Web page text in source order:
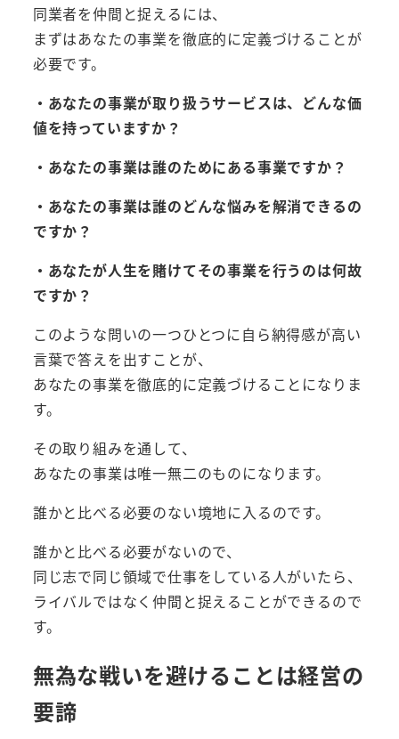
同業者を仲間と捉えるには、
まずはあなたの事業を徹底的に定義づけることが
必要です。
・あなたの事業が取り扱うサービスは、どんな価
値を持っていますか？
・あなたの事業は誰のためにある事業ですか？
・あなたの事業は誰のどんな悩みを解消できるの
ですか？
・あなたが人生を賭けてその事業を行うのは何故
ですか？
このような問いの一つひとつに自ら納得感が高い
言葉で答えを出すことが、
あなたの事業を徹底的に定義づけることになりま
す。
その取り組みを通して、
あなたの事業は唯一無二のものになります。
誰かと比べる必要のない境地に入るのです。
誰かと比べる必要がないので、
同じ志で同じ領域で仕事をしている人がいたら、
ライバルではなく仲間と捉えることができるので
す。
無為な戦いを避けることは経営の
要諦